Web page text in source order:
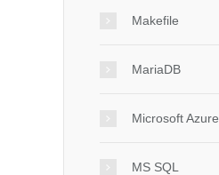
Makefile
MariaDB
Microsoft Azure
MS SQL